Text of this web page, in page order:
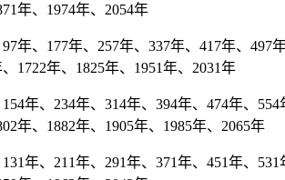
年、1974年、2054年
年、177年、257年、337年、417年、
1722年、1825年、1951年、2031年
年、234年、314年、394年、474年、
年、1882年、1905年、1985年、2065年
年、211年、291年、371年、451年、